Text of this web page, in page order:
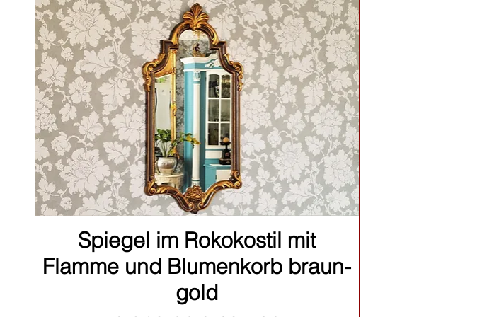
Schnellansicht
Spiegel im Rokokostil mit
Flamme und Blumenkorb braun-
gold